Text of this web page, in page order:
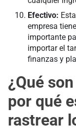
Efectivo:
empresa
importante
importar el
finanzas y
¿Qué
por qué
rastrear